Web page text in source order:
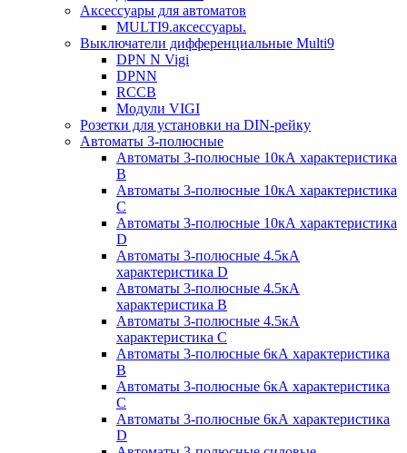
Аксессуары для автоматов
MULTI9.аксессуары.
Выключатели дифференциальные Multi9
DPN N Vigi
DPNN
RCCB
Модули VIGI
Розетки для установки на DIN-рейку
Автоматы 3-полюсные
Автоматы 3-полюсные 10кА характеристика
B
Автоматы 3-полюсные 10кА характеристика
C
Автоматы 3-полюсные 10кА характеристика
D
Автоматы 3-полюсные 4.5кА
характеристика D
Автоматы 3-полюсные 4.5кА
характеристика В
Автоматы 3-полюсные 4.5кА
характеристика С
Автоматы 3-полюсные 6кА характеристика
B
Автоматы 3-полюсные 6кА характеристика
C
Автоматы 3-полюсные 6кА характеристика
D